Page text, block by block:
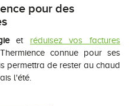
pour des
et réduisez vos factures
connue pour ses
permettra de rester au chaud
l'été.